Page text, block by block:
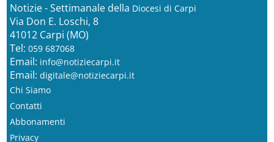
Notizie - Settimanale della Diocesi di Carpi
Via Don E. Loschi, 8
41012 Carpi (MO)
Tel: 059 687068
Email: info@notiziecarpi.it
Email: digitale@notiziecarpi.it
Chi Siamo
Contatti
Abbonamenti
Privacy